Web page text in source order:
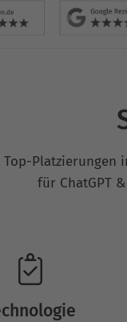
Platzierungen
für ChatGPT